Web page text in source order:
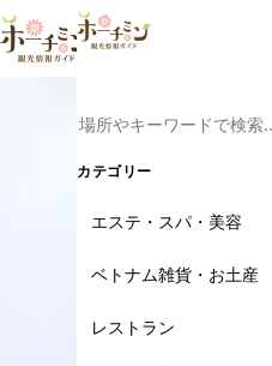
カテゴリー
エステ・スパ・美容
ベトナム雑貨・お土産
レストラン